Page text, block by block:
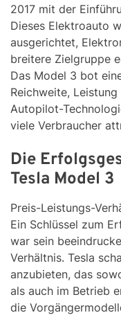
2017 mit der
Dieses Elektroauto
ausgerichtet,
breitere Zielgruppe
Das Model 3 bot
Reichweite,
Autopilot-
viele Verbraucher
Die
Tesla Model 3
Preis-Leistungs-
Ein Schlüssel zum
war sein
Verhältnis. Tesla
anzubieten, das
als auch im Betrieb
die